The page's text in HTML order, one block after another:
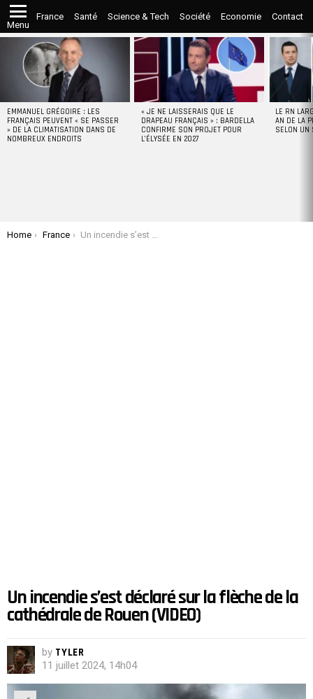
Menu
France Santé Science & Tech Société Economie Contact
STORIES
EMMANUEL GRÉGOIRE : LES
FRANÇAIS PEUVENT « SE PASSER
» DE LA CLIMATISATION DANS DE
NOMBREUX ENDROITS
« JE NE LAISSERAIS QUE LE
DRAPEAU FRANÇAIS » : BARDELLA
CONFIRME SON PROJET POUR
L’ÉLYSÉE EN 2027
LE RN
AN DE LA
SELON UN
You are here:
Home France Un incendie s’est déclaré sur la flèche de la cathédrale de Rouen (VIDEO)
Un incendie s’est déclaré sur la flèche de la
cathédrale de Rouen (VIDEO)
by TYLER
11 juillet 2024, 14h04